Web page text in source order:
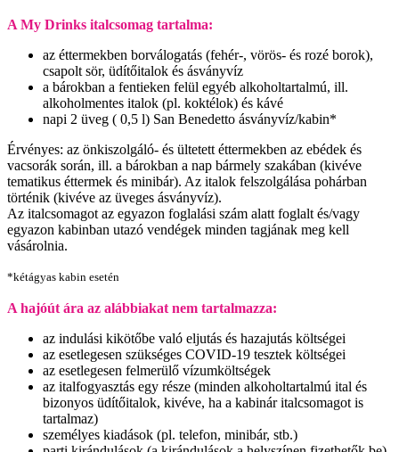
A My Drinks italcsomag tartalma:
az éttermekben borválogatás (fehér-, vörös- és rozé borok),
csapolt sör, üdítőitalok és ásványvíz
a bárokban a fentieken felül egyéb alkoholtartalmú, ill.
alkoholmentes italok (pl. koktélok) és kávé
napi 2 üveg ( 0,5 l) San Benedetto ásványvíz/kabin*
Érvényes: az önkiszolgáló- és ültetett éttermekben az ebédek és
vacsorák során, ill. a bárokban a nap bármely szakában (kivéve
tematikus éttermek és minibár). Az italok felszolgálása pohárban
történik (kivéve az üveges ásványvíz).
Az italcsomagot az egyazon foglalási szám alatt foglalt és/vagy
egyazon kabinban utazó vendégek minden tagjának meg kell
vásárolnia.
*kétágyas kabin esetén
A hajóút ára az alábbiakat nem tartalmazza:
az indulási kikötőbe való eljutás és hazajutás költségei
az esetlegesen szükséges COVID-19 tesztek költségei
az esetlegesen felmerülő vízumköltségek
az italfogyasztás egy része (minden alkoholtartalmú ital és
bizonyos üdítőitalok, kivéve, ha a kabinár italcsomagot is
tartalmaz)
személyes kiadások (pl. telefon, minibár, stb.)